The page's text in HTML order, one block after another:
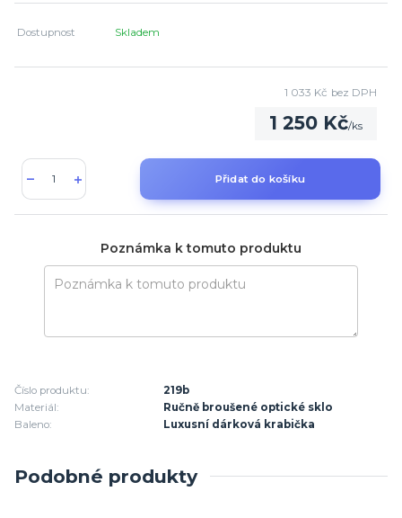
Dostupnost Skladem
1 250 Kč/ks
1 033 Kč bez DPH
Přidat do košíku
Poznámka k tomuto produktu
Číslo produktu:
219b
Materiál:
Ručně broušené optické sklo
Baleno:
Luxusní dárková krabička
Podobné produkty